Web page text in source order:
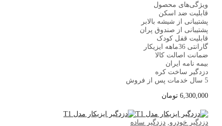
ویژگی‌های محصول
قابلیت ضد اسکن
پشتیبانی از شیشه بالابر
پشتیبانی از صندوق پران
قابلیت قفل کودک
گارانتی 36ماهه ایزیکار
ضمانت اصالت کالا
بیمه نامه ایران
دزدگیر ساخت کره
5 سال خدمات پس از فروش
6,300,000 تومان
دزدگیر خودرو دزدگیر ساده